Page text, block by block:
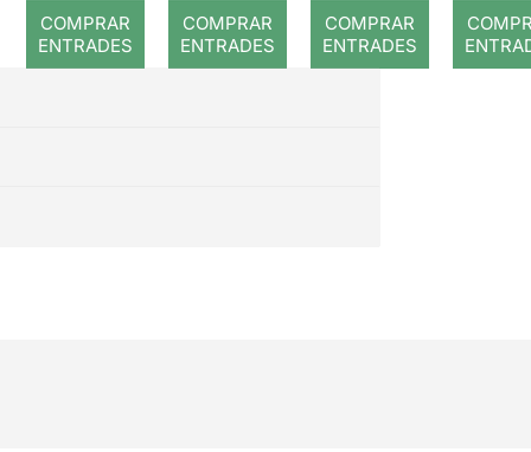
COMPRAR
ENTRADES
COMPRAR
ENTRADES
COMPRAR
ENTRADES